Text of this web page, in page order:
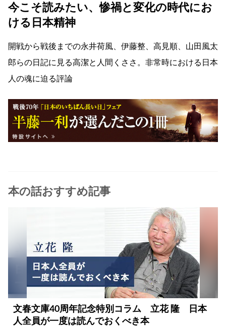
今こそ読みたい、惨禍と変化の時代にお
ける日本精神
開戦から戦後までの永井荷風、伊藤整、高見順、山田風太
郎らの日記に見る高潔と人間くささ。非常時における日本
人の魂に迫る評論
本の話おすすめ記事
文春文庫40周年記念特別コラム 立花 隆 日本
人全員が一度は読んでおくべき本